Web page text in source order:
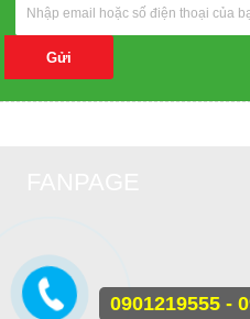
Gửi
0901219555 -